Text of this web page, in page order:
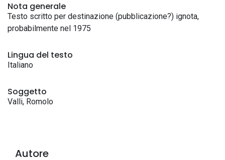
Nota generale
Testo scritto per destinazione (pubblicazione?) ignota,
probabilmente nel 1975
Lingua del testo
Italiano
Soggetto
Valli, Romolo
Autore